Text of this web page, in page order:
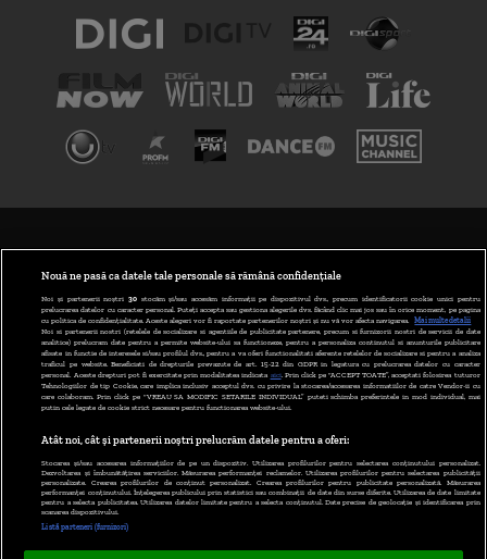
ABONARE DIGI TV
GESTIONAȚI PREFERINȚELE
CODUL DIGI24
CAMERE WEB
CONTACT/INFO
Nouă ne pasă ca datele tale personale să rămână confidențiale
Noi și partenerii noștri 30stocăm și/sau accesăm informații pe dispozitivul dvs., precum identificatorii cookie unici pentru
prelucrarea datelor cu caracter personal. Puteți accepta sau gestiona alegerile dvs. făcând clic mai jos sau în orice moment, pe pagina
cu politica de confidențialitate. Aceste alegeri vor fi raportate partenerilor noștri și nu vă vor afecta navigarea.
Mai multe detalii
Noi si partenerii nostri (retelele de socializare si agentiile de publicitate partenere, precum si furnizorii nostri de servicii de date
analitice) prelucram date pentru a permite website-ului sa functioneze, pentru a personaliza continutul si anunturile publicitare
afisate in functie de interesele si/sau profilul dvs., pentru a va oferi functionalitati aferente retelelor de socializare si pentru a analiza
traficul pe website. Beneficiati de drepturile prevazute de art. 15-22 din GDPR in legatura cu prelucrarea datelor cu caracter
personal. Aceste drepturi pot fi exercitate prin modalitatea indicata aici. Prin click pe “ACCEPT TOATE”, acceptati folosirea tuturor
Tehnologiilor de tip Cookie, care implica inclusiv acceptul dvs. cu privire la stocarea/accesarea informatiilor de catre Vendor-ii cu
care colaboram. Prin click pe “VREAU SA MODIFIC SETARILE INDIVIDUAL” puteti schimba preferintele in mod individual, mai
putin cele legate de cookie strict necesare pentru functionarea website-ului.
Atât noi, cât și partenerii noștri prelucrăm datele pentru a oferi:
Stocarea și/sau accesarea informațiilor de pe un dispozitiv. Utilizarea profilurilor pentru selectarea conținutului personalizat.
Dezvoltarea și îmbunătățirea serviciilor. Măsurarea performanței reclamelor. Utilizarea profilurilor pentru selectarea publicității
personalizate. Crearea profilurilor de conținut personalizat. Crearea profilurilor pentru publicitate personalizată. Măsurarea
performanței conținutului. Înțelegerea publicului prin statistici sau combinații de date din surse diferite. Utilizarea de date limitate
pentru a selecta publicitatea. Utilizarea datelor limitate pentru a selecta conținutul. Date precise de geolocație și identificarea prin
scanarea dispozitivului.
Listă parteneri (furnizori)